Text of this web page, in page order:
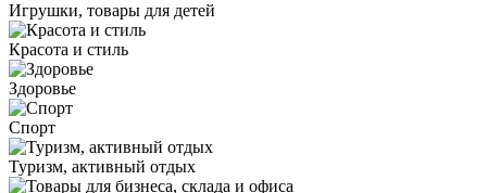
Игрушки, товары для детей
Красота и стиль
Здоровье
Спорт
Туризм, активный отдых